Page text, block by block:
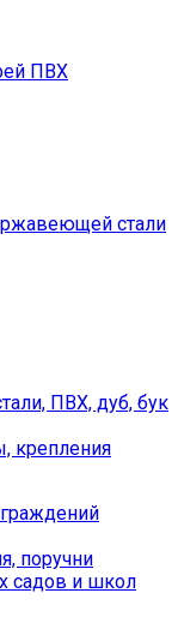
ПВХ
стали
ПВХ, дуб, бук
крепления
поручни
садов и школ